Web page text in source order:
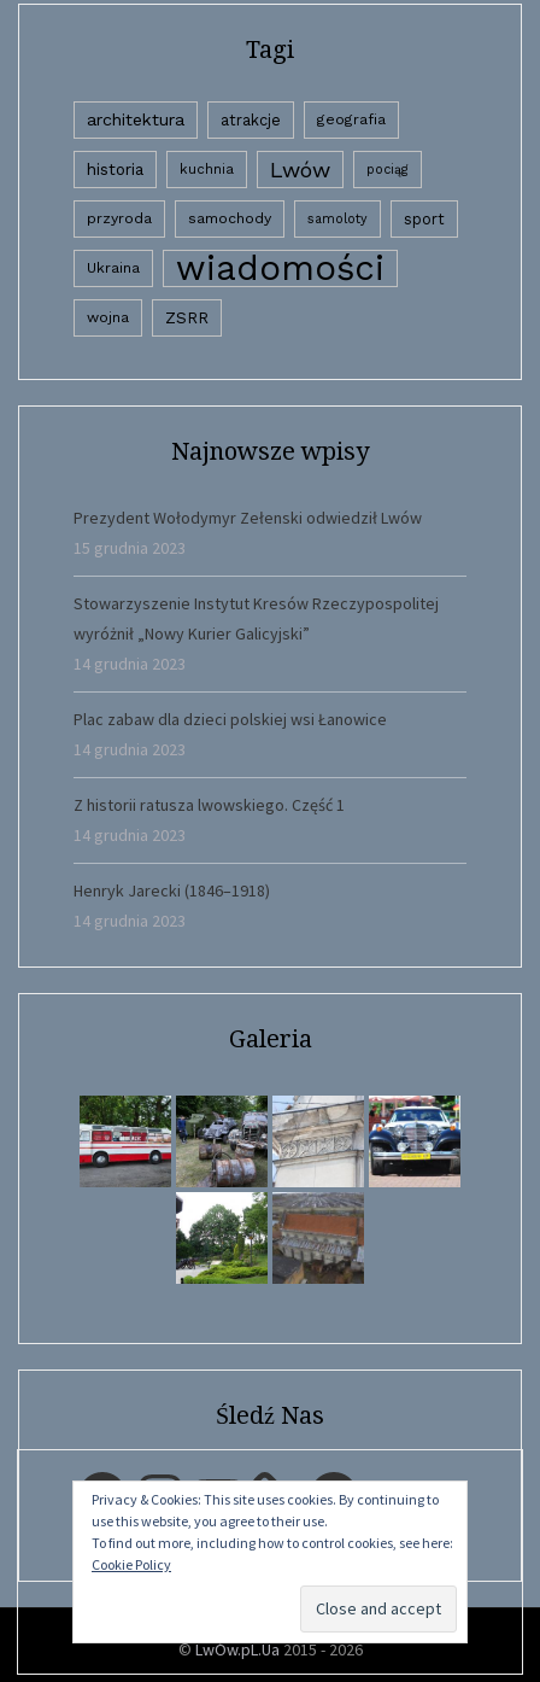
Tagi
architektura atrakcje geografia
historia kuchnia Lwów pociąg
przyroda samochody samoloty sport
Ukraina wiadomości
wojna ZSRR
Najnowsze wpisy
Prezydent Wołodymyr Zełenski odwiedził Lwów
15 grudnia 2023
Stowarzyszenie Instytut Kresów Rzeczypospolitej
wyróżnił „Nowy Kurier Galicyjski”
14 grudnia 2023
Plac zabaw dla dzieci polskiej wsi Łanowice
14 grudnia 2023
Z historii ratusza lwowskiego. Część 1
14 grudnia 2023
Henryk Jarecki (1846–1918)
14 grudnia 2023
Privacy & Cookies: This site uses cookies. By continuing to
use this website, you agree to their use.
To find out more, including how to control cookies, see here:
Cookie Policy
Galeria
Śledź Nas
FacebookInstagramYouTube Facebook
©LwÓw.pL.Ua2015 - 2026